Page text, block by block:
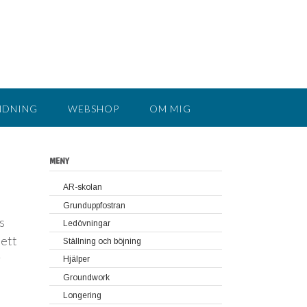
WEBSHOP OM MIG
ett
MENY
AR-skolan
Grunduppfostran
Lär hästen att stå stilla utan att vara
uppbunden
Placera hästens ben
Ledövningar
Grundläggande ledövningar
Fortsatta ledövningar
Ställning och böjning
Hjälper
Groundwork
Så här börjar du med groundwork
Longering